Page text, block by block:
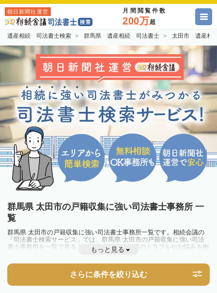
朝日新聞社運営 月間閲覧件数
200万超
遺産相続 司法書士検索 群馬県 遺産相続 司法書士 太田市 遺産相
群馬県 太田市の戸籍収集に強い司法書士事務所 一
覧
群馬県 太田市の戸籍収集に強い司法書士事務所一覧です。相続会議の
「司法書士検索サービス」では、群馬県 太田市の戸籍収集に強い司法
書士事務所を一覧で見ることが出来ます。相続のトラブルやお悩みを抱
えている方は一度近隣の司法書士に相談してみましょう。
もっと見る
さらに条件を絞り込む